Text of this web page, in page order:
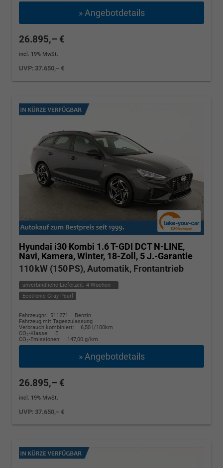
» Angebotdetails
26.895,– €
incl. 19% MwSt.
UVP: 37.650,– €
Hyundai i30 Kombi 1.6 T-GDI DCT N-LINE,
Navi, Kamera, Winter, 18-Zoll, 5 J.-Garantie
110 kW (150 PS), Automatik, Frontantrieb
unverbindliche Lieferzeit: 4 Wochen
Ecotronic Gray Pearl
Fahrzeugnr.: 511271
Benzin
Fahrzeug mit Tageszulassung
Verbrauch kombiniert:
6,50 l/100km
CO2-Klasse:
E
CO2-Emissionen: 147,00 g/km
» Angebotdetails
26.895,– €
incl. 19% MwSt.
UVP: 37.650,– €